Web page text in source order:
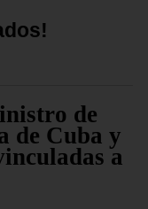
dos!
de
de Cuba y
a